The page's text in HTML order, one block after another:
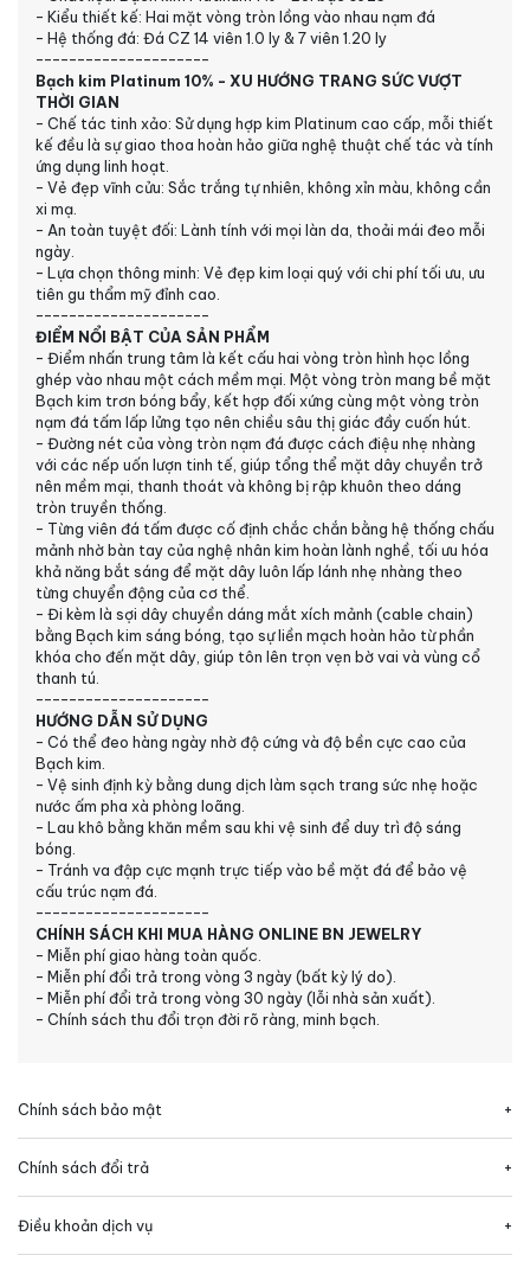
- Kiểu thiết kế: Hai mặt vòng tròn lồng vào nhau nạm đá
- Hệ thống đá: Đá CZ 14 viên 1.0 ly & 7 viên 1.20 ly
---------------------
Bạch kim Platinum 10% - XU HƯỚNG TRANG SỨC VƯỢT
THỜI GIAN
- Chế tác tinh xảo: Sử dụng hợp kim Platinum cao cấp, mỗi thiết
kế đều là sự giao thoa hoàn hảo giữa nghệ thuật chế tác và tính
ứng dụng linh hoạt.
- Vẻ đẹp vĩnh cửu: Sắc trắng tự nhiên, không xỉn màu, không cần
xi mạ.
- An toàn tuyệt đối: Lành tính với mọi làn da, thoải mái đeo mỗi
ngày.
- Lựa chọn thông minh: Vẻ đẹp kim loại quý với chi phí tối ưu, ưu
tiên gu thẩm mỹ đỉnh cao.
---------------------
ĐIỂM NỔI BẬT CỦA SẢN PHẨM
- Điểm nhấn trung tâm là kết cấu hai vòng tròn hình học lồng
ghép vào nhau một cách mềm mại. Một vòng tròn mang bề mặt
Bạch kim trơn bóng bẩy, kết hợp đối xứng cùng một vòng tròn
nạm đá tấm lấp lửng tạo nên chiều sâu thị giác đầy cuốn hút.
- Đường nét của vòng tròn nạm đá được cách điệu nhẹ nhàng
với các nếp uốn lượn tinh tế, giúp tổng thể mặt dây chuyền trở
nên mềm mại, thanh thoát và không bị rập khuôn theo dáng
tròn truyền thống.
- Từng viên đá tấm được cố định chắc chắn bằng hệ thống chấu
mảnh nhờ bàn tay của nghệ nhân kim hoàn lành nghề, tối ưu hóa
khả năng bắt sáng để mặt dây luôn lấp lánh nhẹ nhàng theo
từng chuyển động của cơ thể.
- Đi kèm là sợi dây chuyền dáng mắt xích mảnh (cable chain)
bằng Bạch kim sáng bóng, tạo sự liền mạch hoàn hảo từ phần
khóa cho đến mặt dây, giúp tôn lên trọn vẹn bờ vai và vùng cổ
thanh tú.
---------------------
HƯỚNG DẪN SỬ DỤNG
- Có thể đeo hàng ngày nhờ độ cứng và độ bền cực cao của
Bạch kim.
- Vệ sinh định kỳ bằng dung dịch làm sạch trang sức nhẹ hoặc
nước ấm pha xà phòng loãng.
- Lau khô bằng khăn mềm sau khi vệ sinh để duy trì độ sáng
bóng.
- Tránh va đập cực mạnh trực tiếp vào bề mặt đá để bảo vệ
cấu trúc nạm đá.
---------------------
CHÍNH SÁCH KHI MUA HÀNG ONLINE BN JEWELRY
- Miễn phí giao hàng toàn quốc.
- Miễn phí đổi trả trong vòng 3 ngày (bất kỳ lý do).
- Miễn phí đổi trả trong vòng 30 ngày (lỗi nhà sản xuất).
- Chính sách thu đổi trọn đời rõ ràng, minh bạch.
Chính sách bảo mật
Chính sách đổi trả
Điều khoản dịch vụ